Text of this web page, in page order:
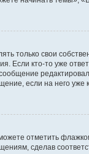
только свои
Если кто-то уже
если на него уже
отметить
сделав